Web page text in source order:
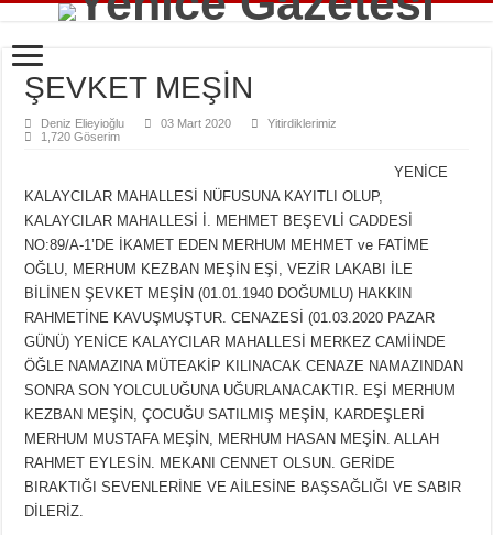
ŞEVKET MEŞİN
Deniz Elieyioğlu 03 Mart 2020
Yitirdiklerimiz
1,720 Göserim
YENİCE
KALAYCILAR MAHALLESİ NÜFUSUNA KAYITLI OLUP,
KALAYCILAR MAHALLESİ İ. MEHMET BEŞEVLİ CADDESİ
NO:89/A-1’DE İKAMET EDEN MERHUM MEHMET ve FATİME
OĞLU, MERHUM KEZBAN MEŞİN EŞİ, VEZİR LAKABI İLE
BİLİNEN ŞEVKET MEŞİN (01.01.1940 DOĞUMLU) HAKKIN
RAHMETİNE KAVUŞMUŞTUR. CENAZESİ (01.03.2020 PAZAR
GÜNÜ) YENİCE KALAYCILAR MAHALLESİ MERKEZ CAMİİNDE
ÖĞLE NAMAZINA MÜTEAKİP KILINACAK CENAZE NAMAZINDAN
SONRA SON YOLCULUĞUNA UĞURLANACAKTIR. EŞİ MERHUM
KEZBAN MEŞİN, ÇOCUĞU SATILMIŞ MEŞİN, KARDEŞLERİ
MERHUM MUSTAFA MEŞİN, MERHUM HASAN MEŞİN. ALLAH
RAHMET EYLESİN. MEKANI CENNET OLSUN. GERİDE
BIRAKTIĞI SEVENLERİNE VE AİLESİNE BAŞSAĞLIĞI VE SABIR
DİLERİZ.